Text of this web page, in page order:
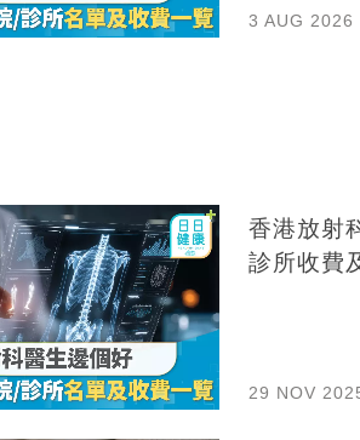
3 AUG 2026
香港放射
診所收費
29 NOV